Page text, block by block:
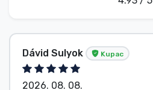
Dávid Sulyok Kupac
2026. 08. 08.